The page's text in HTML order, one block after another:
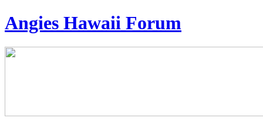
Angies Hawaii Forum